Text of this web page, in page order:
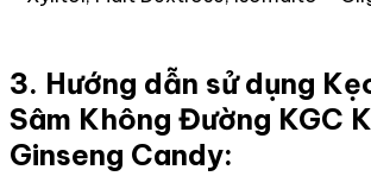
3. Hướng dẫn sử dụng
Sâm Không Đường KGC
Ginseng Candy: